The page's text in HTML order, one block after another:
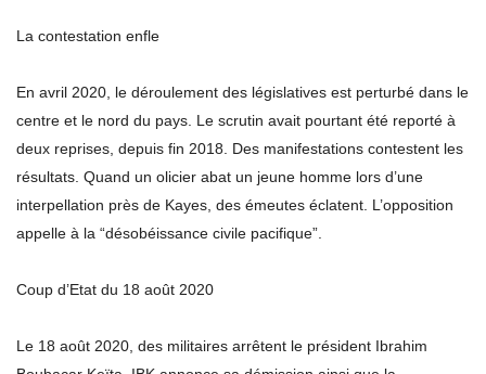
La contestation enfle
En avril 2020, le déroulement des législatives est perturbé dans le
centre et le nord du pays. Le scrutin avait pourtant été reporté à
deux reprises, depuis fin 2018. Des manifestations contestent les
résultats. Quand un olicier abat un jeune homme lors d’une
interpellation près de Kayes, des émeutes éclatent. L’opposition
appelle à la “désobéissance civile pacifique”.
Coup d’Etat du 18 août 2020
Le 18 août 2020, des militaires arrêtent le président Ibrahim